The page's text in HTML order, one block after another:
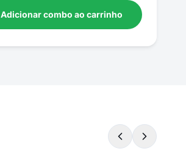
Adicionar combo ao carrinho